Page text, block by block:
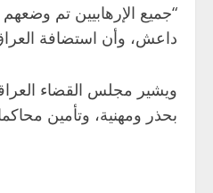
“جميع الإرهابيين تم
داعش، وأن استضافة
ويشير مجلس القضاء
بحذر ومهنية، وتأمين